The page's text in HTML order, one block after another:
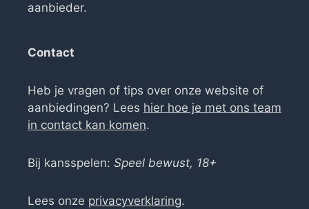
aanbieder.
Contact
Heb je vragen of tips over onze website of
aanbiedingen? Lees hier hoe je met ons team
in contact kan komen.
Bij kansspelen: Speel bewust, 18+
Lees onze privacyverklaring.